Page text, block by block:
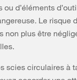
ou d’éléments
Le risque
non plus être
scies circulaires à